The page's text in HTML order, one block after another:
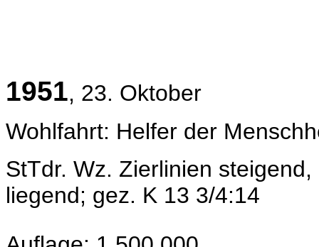
1951, 23. Oktober
Wohlfahrt: Helfer der
StTdr. Wz. Zierlinien
liegend; gez. K 13 3/4:14